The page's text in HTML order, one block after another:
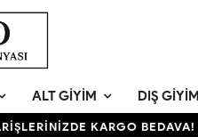
ALT GIYIM DIŞ GIYIM
KARGO BEDAVA!